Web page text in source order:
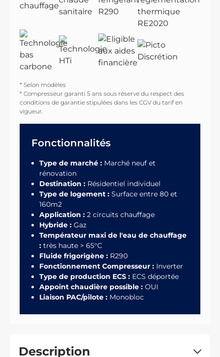
* Selon modèles
* Compresseur garanti 5 ans sous réserve du respect des
conditions de garantie stipulées dans les CGV du tarif en
vigueur.
Fonctionnalités
Type de marché : Marché neuf et
rénovation
Destination : Résidentiel individuel
Type de logement : Surface entre 80 et
160m2
Application : 2 circuits chauffage
Hybride : Gaz
Températeur maxi de l'eau de chauffage
: très haute > 65°C
Fluide frigorigène : R290
Fonctionnement Compresseur : Inverter
Type de production ECS : ECS déportée
Appoint chaudière possible : OUI
Liaison PAC/pilote : Monobloc
Description